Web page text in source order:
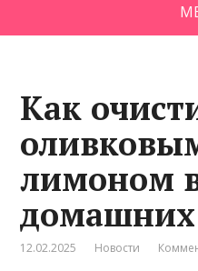
Как
лимоном
домашних
12.02.2025 Новости